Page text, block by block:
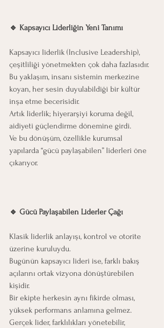
🔹 Kapsayıcı Liderliğin Yeni Tanımı
Kapsayıcı liderlik (Inclusive Leadership),
çeşitliliği yönetmekten çok daha fazlasıdır.
Bu yaklaşım, insanı sistemin merkezine
koyan, her sesin duyulabildiği bir kültür
inşa etme becerisidir.
Artık liderlik; hiyerarşiyi koruma değil,
aidiyeti güçlendirme dönemine girdi.
Ve bu dönüşüm, özellikle kurumsal
yapılarda “gücü paylaşabilen” liderleri öne
çıkarıyor.
🔹 Gücü Paylaşabilen Liderler Çağı
Klasik liderlik anlayışı, kontrol ve otorite
üzerine kuruluydu.
Bugünün kapsayıcı lideri ise, farklı bakış
açılarını ortak vizyona dönüştürebilen
kişidir.
Bir ekipte herkesin aynı fikirde olması,
yüksek performans anlamına gelmez.
Gerçek lider, farklılıkları yönetebilir,